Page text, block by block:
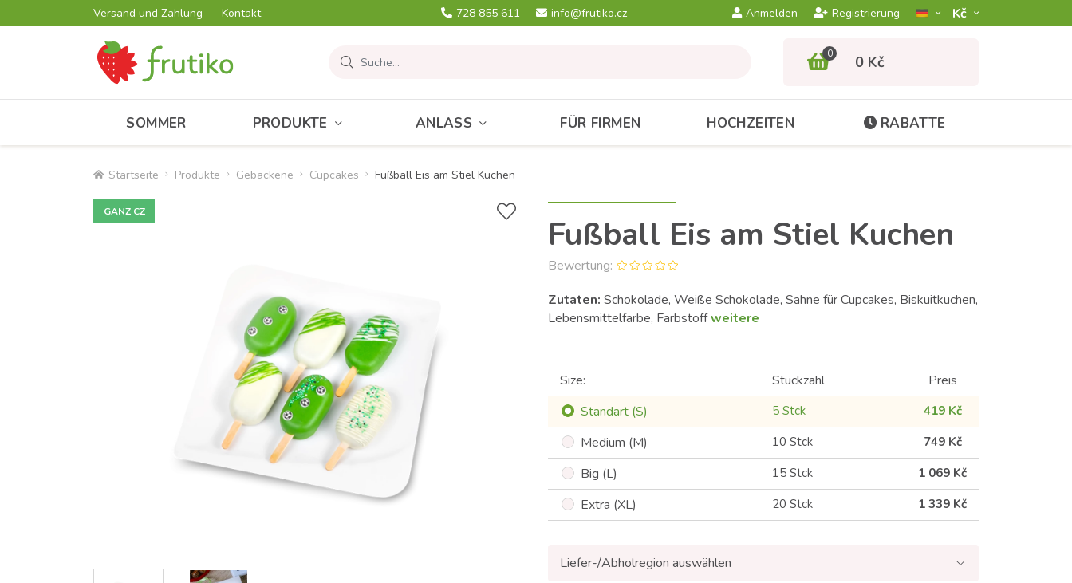
Versand und Zahlung Kontakt 728 855 611 info@frutiko.cz Anmelden Registrierung Kč­
0 0 Kč
SOMMER PRODUKTE ANLASS FÜR FIRMEN HOCHZEITEN RABATTE
Startseite Produkte Gebackene Cupcakes Fußball Eis am Stiel Kuchen
GANZ CZ
Fußball Eis am Stiel Kuchen
Bewertung:
Zutaten: Schokolade, Weiße Schokolade, Sahne für Cupcakes, Biskuitkuchen,
Lebensmittelfarbe, Farbstoffweitere
Size: Stückzahl
Preis
Standart (S)
5 Stck 419 Kč
Medium (M) 10 Stck 749 Kč
Big (L) 15 Stck 1 069 Kč
Extra (XL) 20 Stck 1 339 Kč
Liefer-/Abholregion auswählen